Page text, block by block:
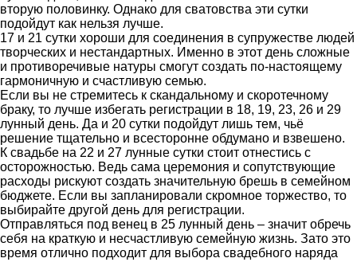
вторую половинку. Однако для сватовства эти сутки
подойдут как нельзя лучше.
17 и 21 сутки хороши для соединения в супружестве людей
творческих и нестандартных. Именно в этот день сложные
и противоречивые натуры смогут создать по-настоящему
гармоничную и счастливую семью.
Если вы не стремитесь к скандальному и скоротечному
браку, то лучше избегать регистрации в 18, 19, 23, 26 и 29
лунный день. Да и 20 сутки подойдут лишь тем, чьё
решение тщательно и всесторонне обдумано и взвешено.
К свадьбе на 22 и 27 лунные сутки стоит отнестись с
осторожностью. Ведь сама церемония и сопутствующие
расходы рискуют создать значительную брешь в семейном
бюджете. Если вы запланировали скромное торжество, то
выбирайте другой день для регистрации.
Отправляться под венец в 25 лунный день – значит обречь
себя на краткую и несчастливую семейную жизнь. Зато это
время отлично подходит для выбора свадебного наряда